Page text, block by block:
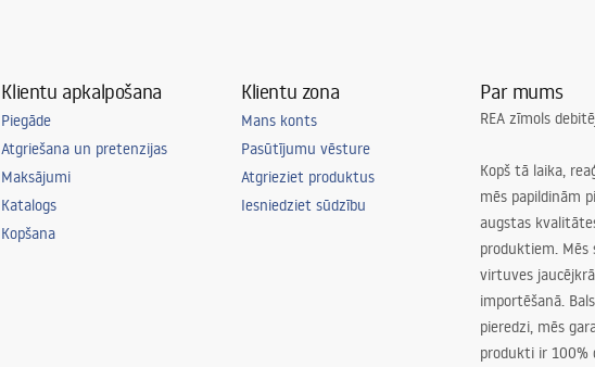
Klientu apkalpošana
Piegāde
Atgriešana un pretenzijas
Maksājumi
Katalogs
Kopšana
Klientu zona
Mans konts
Pasūtījumu vēsture
Atgrieziet produktus
Iesniedziet sūdzību
Par mums
REA zīmols
Kopš tā laika,
mēs papildinām
augstas
produktiem. Mēs
virtuves
importēšanā.
pieredzi, mēs
produkti ir 100%